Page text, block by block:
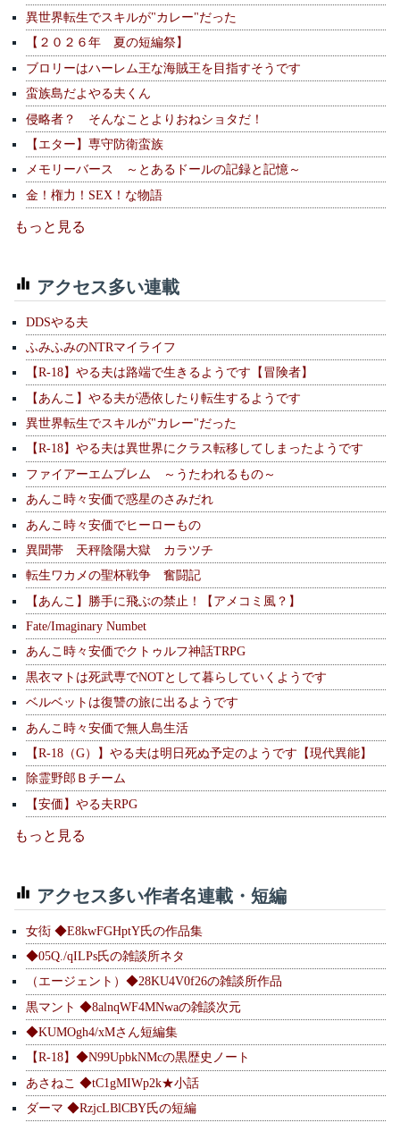
異世界転生でスキルが"カレー"だった
【２０２６年 夏の短編祭】
ブロリーはハーレム王な海賊王を目指すそうです
蛮族島だよやる夫くん
侵略者？ そんなことよりおねショタだ！
【エター】専守防衛蛮族
メモリーバース ～とあるドールの記録と記憶～
金！権力！SEX！な物語
もっと見る
アクセス多い連載
DDSやる夫
ふみふみのNTRマイライフ
【R-18】やる夫は路端で生きるようです【冒険者】
【あんこ】やる夫が憑依したり転生するようです
異世界転生でスキルが"カレー"だった
【R-18】やる夫は異世界にクラス転移してしまったようです
ファイアーエムブレム ～うたわれるもの～
あんこ時々安価で惑星のさみだれ
あんこ時々安価でヒーローもの
異聞帯 天秤陰陽大獄 カラツチ
転生ワカメの聖杯戦争 奮闘記
【あんこ】勝手に飛ぶの禁止！【アメコミ風？】
Fate/Imaginary Numbet
あんこ時々安価でクトゥルフ神話TRPG
黒衣マトは死武専でNOTとして暮らしていくようです
ベルベットは復讐の旅に出るようです
あんこ時々安価で無人島生活
【R-18（G）】やる夫は明日死ぬ予定のようです【現代異能】
除霊野郎Ｂチーム
【安価】やる夫RPG
もっと見る
アクセス多い作者名連載・短編
女衒 ◆E8kwFGHptY氏の作品集
◆05Q./qILPs氏の雑談所ネタ
（エージェント）◆28KU4V0f26の雑談所作品
黒マント ◆8alnqWF4MNwaの雑談次元
◆KUMOgh4/xMさん短編集
【R-18】◆N99UpbkNMcの黒歴史ノート
あさねこ ◆tC1gMIWp2k★小話
ダーマ ◆RzjcLBlCBY氏の短編